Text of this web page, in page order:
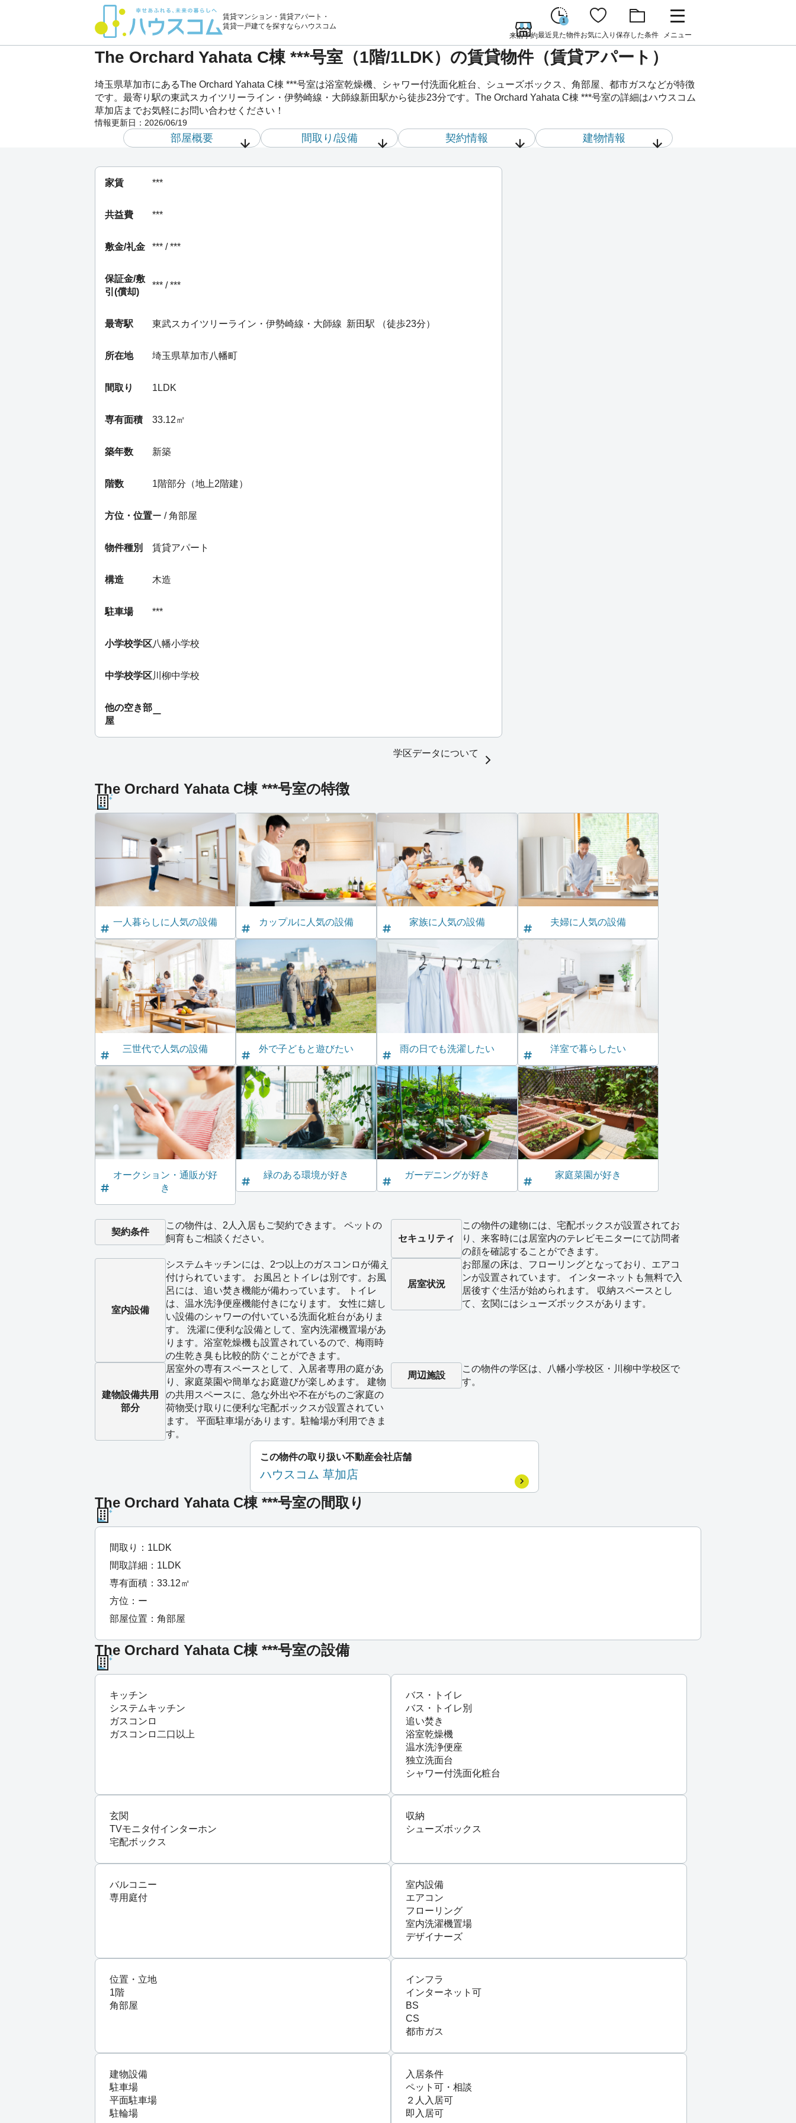
賃貸マンション・賃貸アパート・
賃貸一戸建てを探すならハウスコム
来店予約
1
最近見た物件お気に入り 保存した条件 メニュー
The Orchard Yahata C棟 ***号室（1階/1LDK）の賃貸物件（賃貸アパート）
埼玉県草加市にあるThe Orchard Yahata C棟 ***号室は浴室乾燥機、シャワー付洗面化粧台、シューズボックス、角部屋、都市ガスなどが特徴
です。最寄り駅の東武スカイツリーライン・伊勢崎線・大師線新田駅から徒歩23分です。The Orchard Yahata C棟 ***号室の詳細はハウスコム
草加店までお気軽にお問い合わせください！
情報更新日： 2026/06/19
部屋概要 間取り/設備 契約情報 建物情報
家賃 ***
共益費 ***
敷金/礼金 *** / ***
保証金/敷
引(償却)
*** / ***
最寄駅 東武スカイツリーライン・伊勢崎線・大師線 新田駅 （徒歩23分）
所在地 埼玉県草加市八幡町
間取り 1LDK
専有面積 33.12㎡
築年数 新築
階数 1階部分（地上2階建）
方位・位置ー / 角部屋
物件種別 賃貸アパート
構造 木造
駐車場 ***
小学校学区八幡小学校
中学校学区川柳中学校
他の空き部
屋
ー
学区データについて
The Orchard Yahata C棟 ***号室の特徴
一人暮らしに人気の設備 カップルに人気の設備 家族に人気の設備 夫婦に人気の設備
三世代で人気の設備 外で子どもと遊びたい 雨の日でも洗濯したい 洋室で暮らしたい
オークション・通販が好
き
緑のある環境が好き ガーデニングが好き 家庭菜園が好き
契約条件
この物件は、2人入居もご契約できます。 ペットの
飼育もご相談ください。
セキュリティ
この物件の建物には、宅配ボックスが設置されてお
り、来客時には居室内のテレビモニターにて訪問者
の顔を確認することができます。
室内設備
システムキッチンには、2つ以上のガスコンロが備え
付けられています。 お風呂とトイレは別です。お風
呂には、追い焚き機能が備わっています。 トイレ
は、温水洗浄便座機能付きになります。 女性に嬉し
い設備のシャワーの付いている洗面化粧台がありま
す。 洗濯に便利な設備として、室内洗濯機置場があ
ります。浴室乾燥機も設置されているので、梅雨時
の生乾き臭も比較的防ぐことができます。
居室状況
お部屋の床は、フローリングとなっており、エアコ
ンが設置されています。 インターネットも無料で入
居後すぐ生活が始められます。 収納スペースとし
て、玄関にはシューズボックスがあります。
建物設備共用
部分
居室外の専有スペースとして、入居者専用の庭があ
り、家庭菜園や簡単なお庭遊びが楽しめます。 建物
の共用スペースに、急な外出や不在がちのご家庭の
荷物受け取りに便利な宅配ボックスが設置されてい
ます。 平面駐車場があります。駐輪場が利用できま
す。
周辺施設
この物件の学区は、八幡小学校区・川柳中学校区で
す。
この物件の取り扱い不動産会社店舗
ハウスコム 草加店
The Orchard Yahata C棟 ***号室の間取り
間取り：1LDK
間取詳細：1LDK
専有面積：33.12㎡
方位：ー
部屋位置：角部屋
The Orchard Yahata C棟 ***号室の設備
キッチン
システムキッチン
ガスコンロ
ガスコンロ二口以上
バス・トイレ
バス・トイレ別
追い焚き
浴室乾燥機
温水洗浄便座
独立洗面台
シャワー付洗面化粧台
玄関
TVモニタ付インターホン
宅配ボックス
収納
シューズボックス
バルコニー
専用庭付
室内設備
エアコン
フローリング
室内洗濯機置場
デザイナーズ
位置・立地
1階
角部屋
インフラ
インターネット可
BS
CS
都市ガス
建物設備
駐車場
平面駐車場
駐輪場
入居条件
ペット可・相談
２人入居可
即入居可